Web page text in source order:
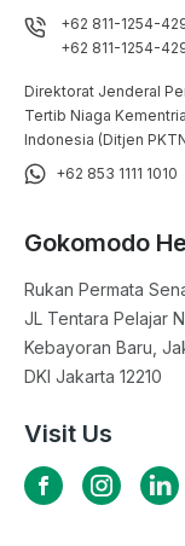
+62 811-1254-
+62 811-1254-
Direktorat Jenderal
Tertib Niaga
Indonesia (Ditjen
+62 853 1111 1010
Gokomodo
Rukan Permata
JL Tentara Pelajar
Kebayoran Baru,
DKI Jakarta 12210
Visit Us